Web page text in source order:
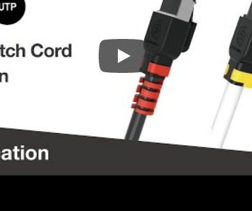
Cable de parcheo Ethernet